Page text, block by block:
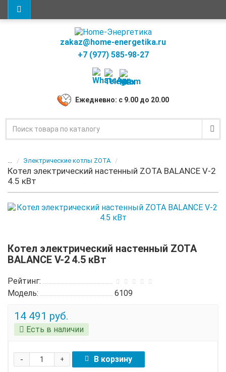
zakaz@home-energetika.ru
+7 (977) 585-98-27
Ежедневно: с 9.00 до 20.00
Электрические котлы ZOTA
Котел электрический настенный ZOTA BALANCE V-2
4.5 кВт
Котел электрический настенный ZOTA
BALANCE V-2 4.5 кВт
Рейтинг:
Модель:
6109
14 491 руб.
Есть в наличии
+
- В корзину